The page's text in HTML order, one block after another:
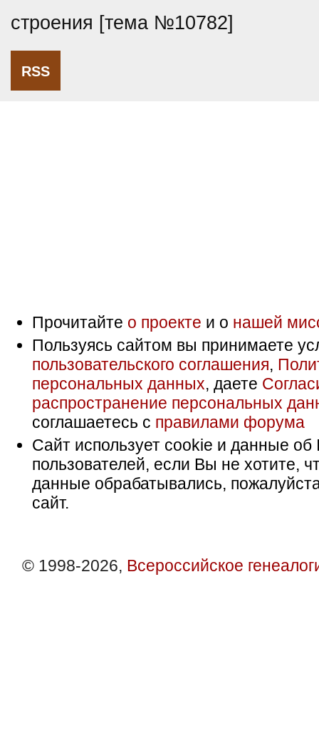
строения [тема №10782]
RSS
Прочитайте о проекте и о нашей
Пользуясь сайтом вы принимаете
пользовательского соглашения,
персональных данных, даете
распространение персональных
соглашаетесь с правилами форума
Сайт использует cookie и данные об
пользователей, если Вы не хотите,
данные обрабатывались,
сайт.
© 1998-2026, Всероссийское